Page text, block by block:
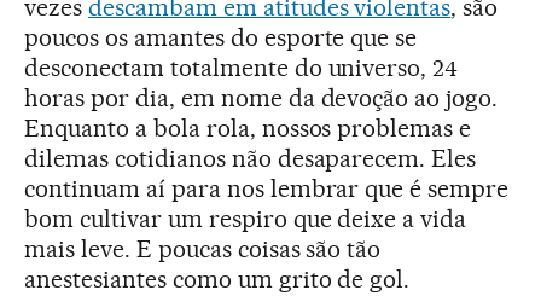
vezes descambam em atitudes violentas, são
poucos os amantes do esporte que se
desconectam totalmente do universo, 24
horas por dia, em nome da devoção ao jogo.
Enquanto a bola rola, nossos problemas e
dilemas cotidianos não desaparecem. Eles
continuam aí para nos lembrar que é sempre
bom cultivar um respiro que deixe a vida
mais leve. E poucas coisas são tão
anestesiantes como um grito de gol.